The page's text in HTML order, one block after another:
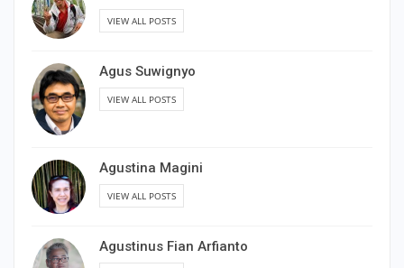
VIEW ALL POSTS
Agus Suwignyo
VIEW ALL POSTS
Agustina Magini
VIEW ALL POSTS
Agustinus Fian Arfianto